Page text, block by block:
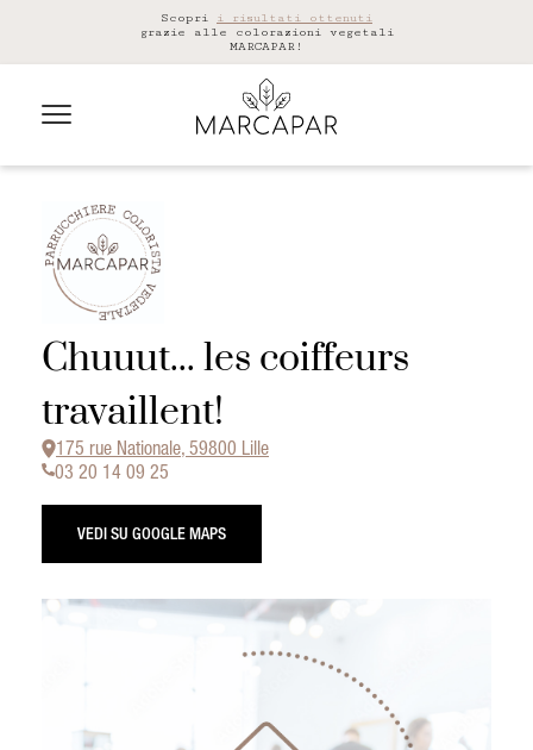
Scopri i risultati ottenuti
grazie alle colorazioni vegetali
MARCAPAR!
Chuuut... les coiffeurs
travaillent!
175 rue Nationale, 59800 Lille
03 20 14 09 25
VEDI SU GOOGLE MAPS